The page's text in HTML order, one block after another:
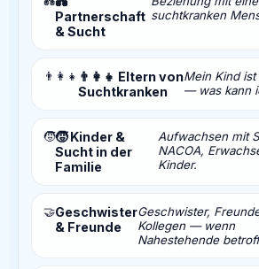
Partnerschaft
& Sucht
suchtkranken
👨‍👩‍👧 👨‍👩‍👧 Eltern von
Suchtkranken
Mein Kind
— was kann
🧒🧒 Kinder &
Sucht in der
Familie
Aufwachsen mit
NACOA,
Kinder.
🤝Geschwister
& Freunde
Geschwister,
Kollegen — wenn
Nahestehende